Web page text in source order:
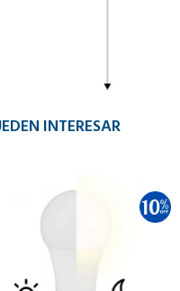
INTERESAR